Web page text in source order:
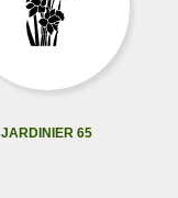
JARDINIER 65